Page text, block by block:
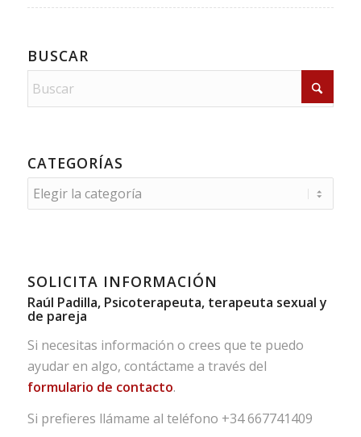
BUSCAR
CATEGORÍAS
Categorías
SOLICITA INFORMACIÓN
Raúl Padilla, Psicoterapeuta, terapeuta sexual y
de pareja
Si necesitas información o crees que te puedo
ayudar en algo, contáctame a través del
formulario de contacto.
Si prefieres llámame al teléfono +34 667741409